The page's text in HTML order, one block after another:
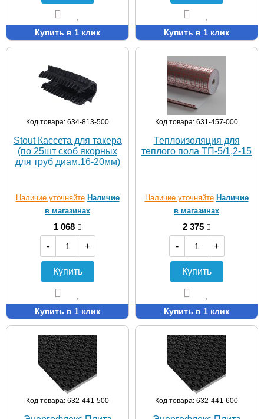
Купить в 1 клик Купить в 1 клик
Код товара: 634-813-500
Stout Кассета для такера
(по 25шт скоб якорных
для труб диам.16-20мм)
Наличие уточняйте Наличие
в магазинах
1 068
-
+
Купить
Купить в 1 клик
Код товара: 631-457-000
Теплоизоляция для
теплого пола ТП-5/1,2-15
Наличие уточняйте Наличие
в магазинах
2 375
-
+
Купить
Купить в 1 клик
Код товара: 632-441-500 Код товара: 632-441-600